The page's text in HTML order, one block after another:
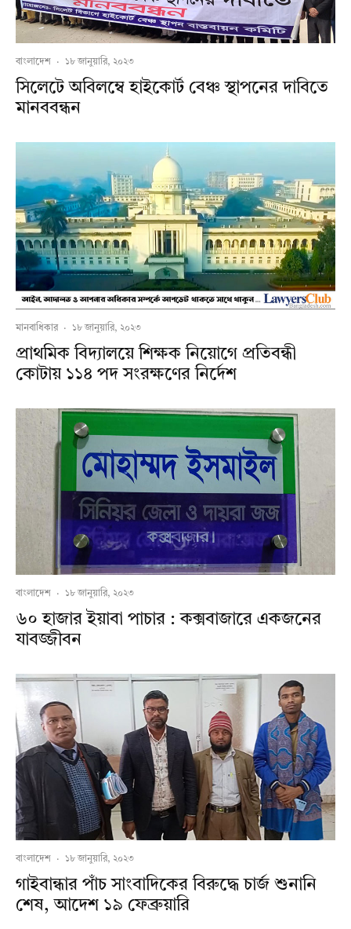
বাংলাদেশ · ১৮ জানুয়ারি, ২০২৩
সিলেটে অবিলম্বে হাইকোর্ট বেঞ্চ স্থাপনের দাবিতে
মানববন্ধন
মানবাধিকার · ১৮ জানুয়ারি, ২০২৩
প্রাথমিক বিদ্যালয়ে শিক্ষক নিয়োগে প্রতিবন্ধী
কোটায় ১১৪ পদ সংরক্ষণের নির্দেশ
বাংলাদেশ · ১৮ জানুয়ারি, ২০২৩
৬০ হাজার ইয়াবা পাচার : কক্সবাজারে একজনের
যাবজ্জীবন
বাংলাদেশ · ১৮ জানুয়ারি, ২০২৩
গাইবান্ধার পাঁচ সাংবাদিকের বিরুদ্ধে চার্জ শুনানি
শেষ, আদেশ ১৯ ফেব্রুয়ারি